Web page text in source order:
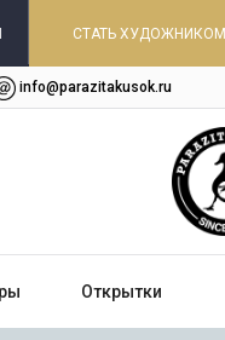
СТАТЬ ХУДОЖНИКОМ
info@parazitakusok.ru
Открытки